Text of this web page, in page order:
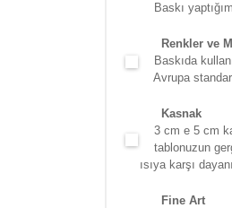
Baskı
Renkler ve
Baskıda
Avrupa
Kasnak
3 cm e 5 cm
tablonuzun
ısıya karşı
Fine Art